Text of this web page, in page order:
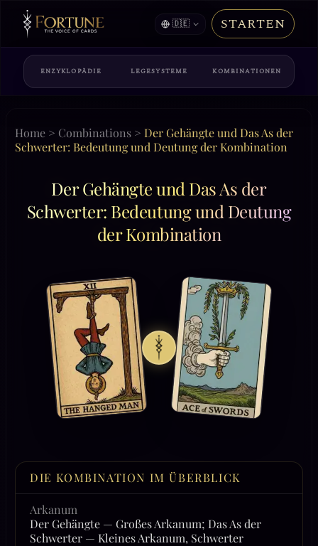
🇩🇪 STARTEN
ENZYKLOPÄDIE LEGESYSTEME KOMBINATIONEN
Home > Combinations > Der Gehängte und Das As der
Schwerter: Bedeutung und Deutung der Kombination
Der Gehängte und Das As der
Schwerter: Bedeutung und Deutung
der Kombination
DIE KOMBINATION IM ÜBERBLICK
Arkanum
Der Gehängte — Großes Arkanum; Das As der
Schwerter — Kleines Arkanum, Schwerter